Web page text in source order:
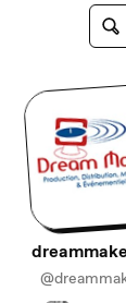
principal